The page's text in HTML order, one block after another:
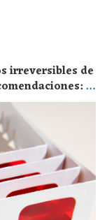
irreversibles de
la